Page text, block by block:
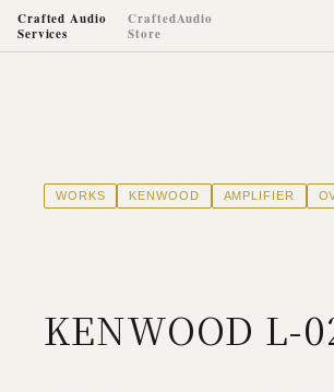
Crafted Audio
Services
CraftedAudio
Store
WORKS KENWOOD AMPLIFIER
KENWOOD L-